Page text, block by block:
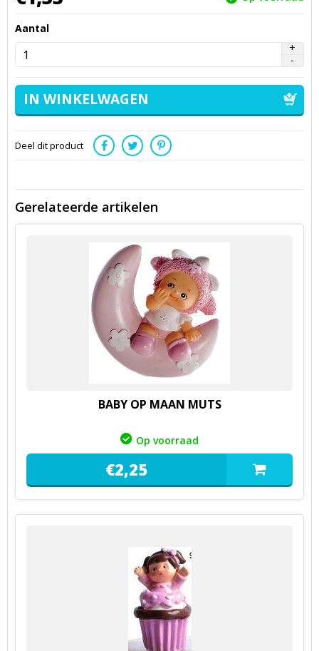
Aantal
Deel dit product
Gerelateerde artikelen
BABY OP MAAN MUTS
Op voorraad
€2,25